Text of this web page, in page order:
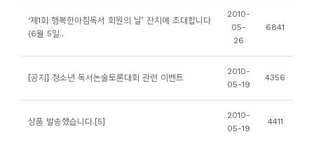
‘제1회 행복한아침독서 회원의 날’ 잔치에 초대합니다
(6월 5일..
2010-
05-
26
6841
[공지] 청소년 독서논술토론대회 관련 이벤트
2010-
05-19
4356
상품 발송했습니다.[5]
2010-
05-19
4411